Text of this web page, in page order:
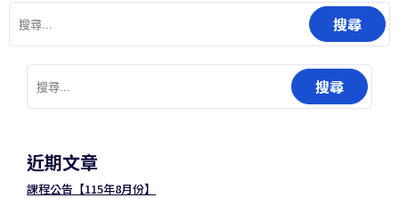
搜
尋
關
搜
尋
關
近期文章
課程公告【115年8月份】